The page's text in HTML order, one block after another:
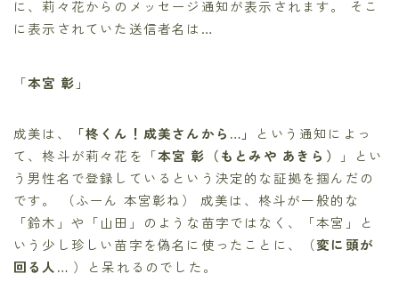
に、莉々花からのメッセージ通知が表示されます。 そこ
に表示されていた送信者名は…
「本宮 彰 」
成美は、 「柊くん！成美さんから…」
という通知によっ
て、柊斗が莉々花を「本宮 彰（もとみや あきら）
」とい
う男性名で登録しているという決定的な証拠を掴んだの
です。 （ふーん 本宮彰ね） 成美は、柊斗が一般的な
「鈴木」や「山田」のような苗字ではなく、「本宮」と
いう少し珍しい苗字を偽名に使ったことに、（変に頭が
回る人… ）と呆れるのでした。